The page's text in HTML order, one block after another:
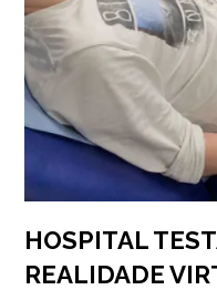
HOSPITAL
REALIDADE